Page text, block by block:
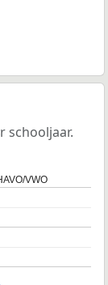
schooljaar.
VWO